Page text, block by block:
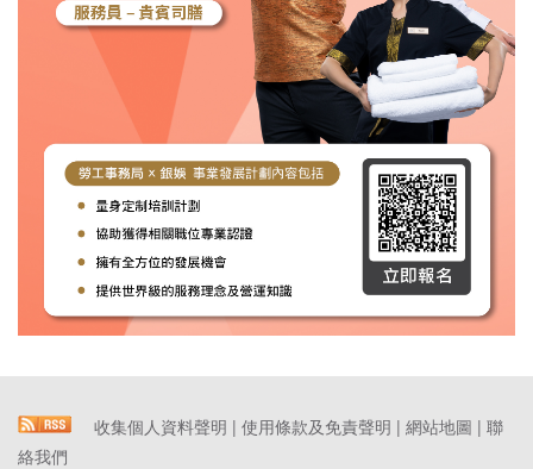
收集個人資料聲明 | 使用條款及免責聲明 | 網站地圖 | 聯
絡我們